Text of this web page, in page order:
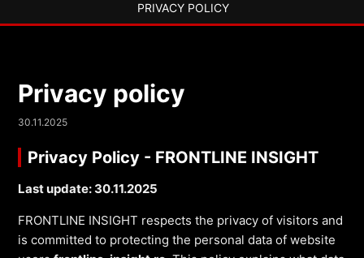
PRIVACY POLICY
Privacy policy
30.11.2025
Privacy Policy - FRONTLINE INSIGHT
Last update: 30.11.2025
FRONTLINE INSIGHT respects the privacy of visitors and
is committed to protecting the personal data of website